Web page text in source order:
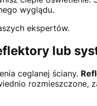
wyglądu.
ekspertów.
lub
ceglanej ściany.
rozmieszczone,